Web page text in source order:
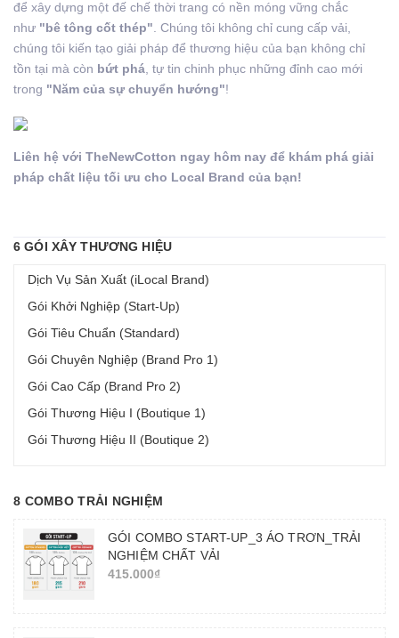
để xây dựng một đế chế thời trang có nền móng vững chắc
như "bê tông cốt thép" . Chúng tôi không chỉ cung cấp vải,
chúng tôi kiến tạo giải pháp để thương hiệu của bạn không chỉ
tồn tại mà còn bứt phá , tự tin chinh phục những đỉnh cao mới
trong "Năm của sự chuyển hướng"!
Liên hệ với TheNewCotton ngay hôm nay để khám phá giải
pháp chất liệu tối ưu cho Local Brand của bạn!
6 GÓI XÂY THƯƠNG HIỆU
Dịch Vụ Sản Xuất (iLocal Brand)
Gói Khởi Nghiệp (Start-Up)
Gói Tiêu Chuẩn (Standard)
Gói Chuyên Nghiệp (Brand Pro 1)
Gói Cao Cấp (Brand Pro 2)
Gói Thương Hiệu I (Boutique 1)
Gói Thương Hiệu II (Boutique 2)
8 COMBO TRẢI NGHIỆM
GÓI COMBO START-UP_3 ÁO TRƠN_TRẢI
NGHIỆM CHẤT VẢI
415.000₫